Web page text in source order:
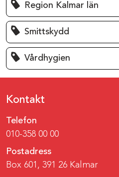
Region Kalmar län
Smittskydd
Vårdhygien
Kontakt
Telefon
010-358 00 00
Postadress
Box 601, 391 26 Kalmar